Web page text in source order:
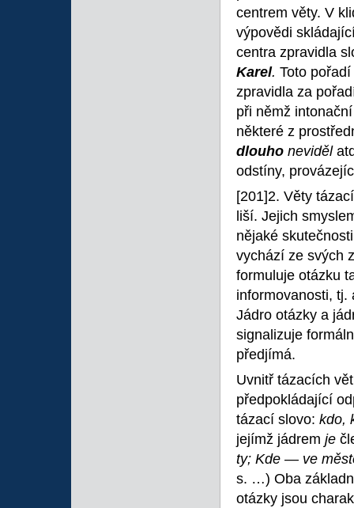
centrem věty. V
výpovědi
centra zpravidla
Karel. Toto
zpravidla za
při němž
některé z
dlouho neviděl
odstíny,
[201]2. Věty
liší. Jejich
nějaké
vychází ze svých
formuluje otázku
informovanosti, tj.
Jádro otázky a
signalizuje
předjímá.
Uvnitř tázacích
předpokládající
tázací slovo: kdo,
jejímž jádrem je
ty; Kde — ve
s. …) Oba
otázky jsou